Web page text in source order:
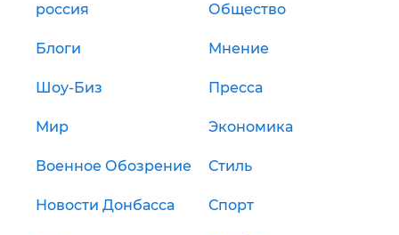
россия Общество
Блоги Мнение
Шоу-Биз Пресса
Мир Экономика
Военное Обозрение Стиль
Новости Донбасса Спорт